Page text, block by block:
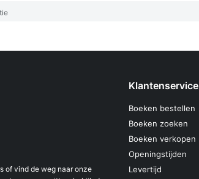
of vind de weg naar onze
Klantenservice
Boeken bestellen
Boeken zoeken
Boeken verkopen
Openingstijden
Levertijd